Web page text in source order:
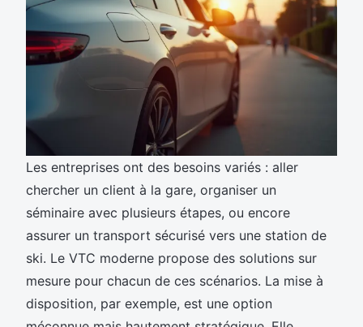
Les entreprises ont des besoins variés : aller
chercher un client à la gare, organiser un
séminaire avec plusieurs étapes, ou encore
assurer un transport sécurisé vers une station de
ski. Le VTC moderne propose des solutions sur
mesure pour chacun de ces scénarios. La mise à
disposition, par exemple, est une option